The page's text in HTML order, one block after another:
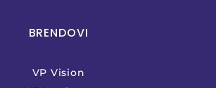
BRENDOVI
VP Vision